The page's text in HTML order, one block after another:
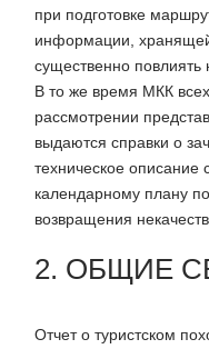
при подготовке
информации,
существенно повлиять
В то же время МКК
рассмотрении
выдаются справки о
техническое описание
календарному плану
возвращения
2. ОБЩИЕ
Отчет о туристском